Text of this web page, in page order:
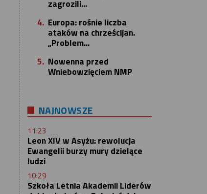
zagrozili...
4. Europa: rośnie liczba
ataków na chrześcijan.
„Problem...
5. Nowenna przed
Wniebowzięciem NMP
NAJNOWSZE
11:23
Leon XIV w Asyżu: rewolucja
Ewangelii burzy mury dzielące
ludzi
10:29
Szkoła Letnia Akademii Liderów